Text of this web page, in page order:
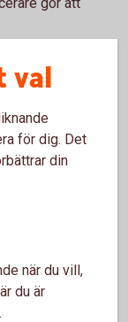
fatta sina egna
sina
kunskaper att
för att
information
inte någon
och inte
sker
val
för dig. Det
din
när du vill,
du är
.